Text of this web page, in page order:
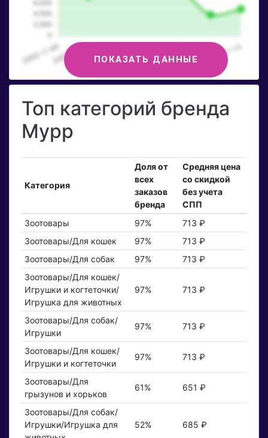
ПОКАЗАТЬ ДАННЫЕ
Топ категорий бренда
Мурр
Категория
Доля от
всех
заказов
бренда
Средняя цена
со скидкой
без учета
СПП
Зоотовары
97%
713 ₽
Зоотовары/Для кошек
97%
713 ₽
Зоотовары/Для собак
97%
713 ₽
Зоотовары/Для кошек/
Игрушки и когтеточки/
Игрушка для животных
97% 713 ₽
Зоотовары/Для собак/
Игрушки
97% 713 ₽
Зоотовары/Для кошек/
Игрушки и когтеточки
97% 713 ₽
Зоотовары/Для
грызунов и хорьков
61% 651 ₽
Зоотовары/Для собак/
Игрушки/Игрушка для
52% 685 ₽